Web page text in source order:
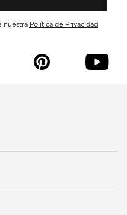
nuestra Política de Privacidad
p y